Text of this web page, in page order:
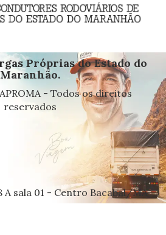
Próprias do Estado do
Maranhão.
- Todos os direitos
reservados
A sala 01 - Centro Bacabal/MA